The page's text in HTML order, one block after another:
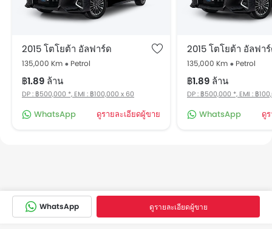
2015 โตโยต้า อัลฟาร์ด
135,000 Km Petrol
฿1.89 ล้าน
DP : ฿500,000 *, EMI : ฿100,000 x 60
WhatsApp ดูรายละเอียดผู้ขาย
2015 โตโยต้า อัลฟา
135,000 Km Petrol
฿1.89 ล้าน
DP : ฿500,000 *, EMI : ฿
WhatsApp ดู
WhatsApp ดูรายละเอียดผู้ขาย